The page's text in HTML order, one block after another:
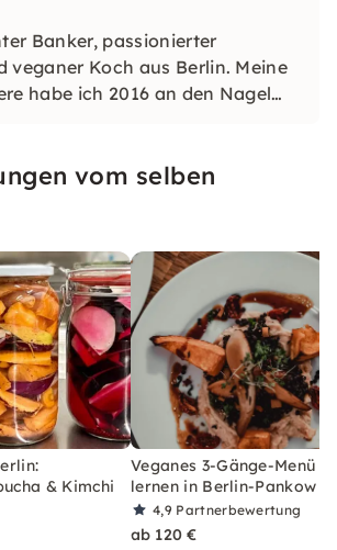
Banker, passionierter
veganer Koch aus Berlin. Meine
habe ich 2016 an den Nagel
Kochen neu zu entdecken.
vom selben
& Kimchi
Veganes 3-Gänge-Menü
lernen in Berlin-Pankow
4,9 Partnerbewertung
ab 120 €